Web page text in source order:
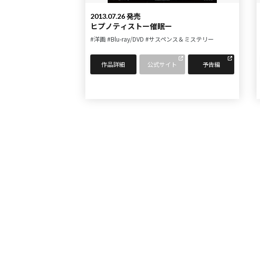
2013.07.26 発売
ヒプノティストー催眠ー
#洋画 #Blu-ray/DVD #サスペンス＆ミステリー
作品詳細 公式サイト 予告編